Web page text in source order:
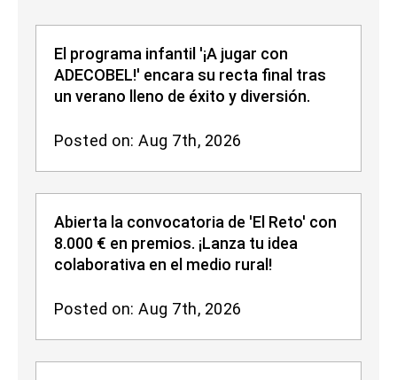
El programa infantil '¡A jugar con
ADECOBEL!' encara su recta final tras
un verano lleno de éxito y diversión.
Posted on: Aug 7th, 2026
Abierta la convocatoria de 'El Reto' con
8.000 € en premios. ¡Lanza tu idea
colaborativa en el medio rural!
Posted on: Aug 7th, 2026